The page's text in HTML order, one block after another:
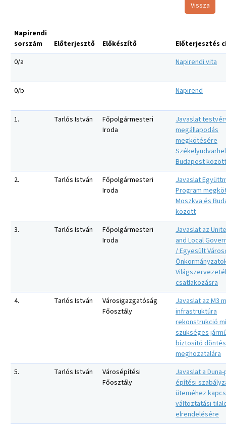
Vissza
Napirendi
sorszám
Előterjesztő Előkészítő
Előterjesztés
0/a
Napirendi vita
0/b Napirend
1. Tarlós István
Főpolgármesteri
Iroda
Javaslat
megállapodás
megkötésére
Budapest között
2.
Tarlós István
Főpolgármesteri
Iroda
Javaslat
Program
Moszkva és
között
3.
Tarlós István
Főpolgármesteri
Iroda
Javaslat az
and Local
/ Egyesült
csatlakozásra
4.
Tarlós István
Városigazgatóság
Főosztály
Javaslat az M3
infrastruktúra
rekonstrukció
szükséges
biztosító
meghozatalára
5.
Tarlós István
Városépítési
Főosztály
Javaslat a
építési
üteméhez
változtatási
elrendelésére